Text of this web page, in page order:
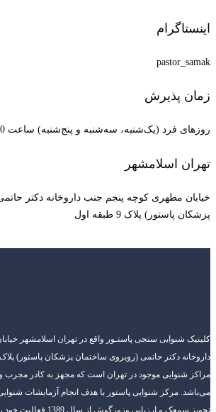
اینستاگرام
pastor_samak
زمان پذیرش
روزهای فرد (یک‌شنبه، سه‌شنبه و پنج‌شنبه) ساعت 15:00 الی 20:00
تهران اسلامشهر
خیابان مطهری کوچه پنجم جنب داروخانه دکتر
پزشکان پاستور) پلاک 9 طبقه اول
کلینیک شنوایی سنجی پاستـور واقع در تهران اسلامشهر
مراکز شنوایی موجود در تهران است که مجهز به کادر مجرب
می‌باشد. مرکز شنوایی پاستور با هدف انجام آزمایشات